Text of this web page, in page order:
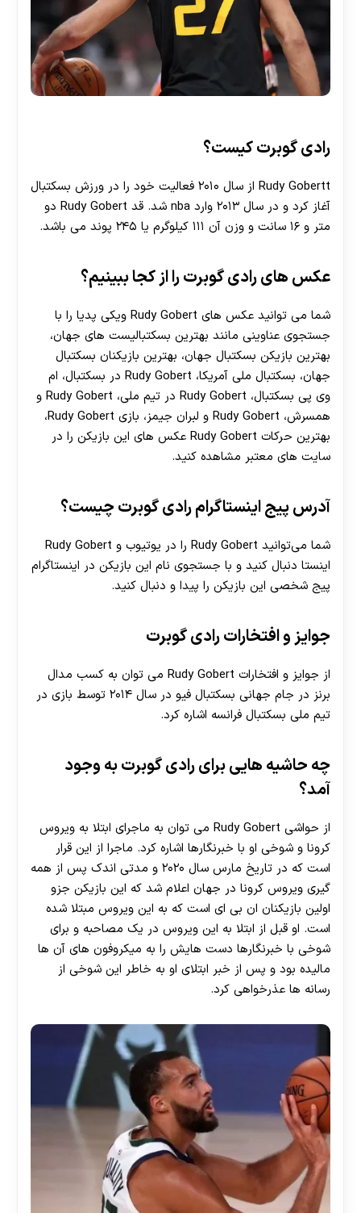
رادی گوبرت کیست؟
Rudy Gobertt از سال ۲۰۱۰ فعالیت خود را در ورزش بسکتبال
آغاز کرد و در سال ۲۰۱۳ وارد nba شد. قد Rudy Gobert دو
متر و ۱۶ سانت و وزن آن ۱۱۱ کیلوگرم یا ۲۴۵ پوند می باشد.
عکس های رادی گوبرت را از کجا ببینیم؟
شما می توانید عکس های Rudy Gobert ویکی پدیا را با
جستجوی عناوینی مانند بهترین بسکتبالیست های جهان،
بهترین بازیکن بسکتبال جهان، بهترین بازیکنان بسکتبال
جهان، بسکتبال ملی آمریکا، Rudy Gobert در بسکتبال، ام
وی پی بسکتبال، Rudy Gobert در تیم ملی، Rudy Gobert و
همسرش، Rudy Gobert و لبران جیمز، بازی Rudy Gobert،
بهترین حرکات Rudy Gobert عکس های این بازیکن را در
سایت های معتبر مشاهده کنید.
آدرس پیج اینستاگرام رادی گوبرت چیست؟
شما می‌توانید Rudy Gobert را در یوتیوب و Rudy Gobert
اینستا دنبال کنید و با جستجوی نام این بازیکن در اینستاگرام
پیج شخصی این بازیکن را پیدا و دنبال کنید.
جوایز و افتخارات رادی گوبرت
از جوایز و افتخارات Rudy Gobert می توان به کسب مدال
برنز در جام جهانی بسکتبال فیو در سال ۲۰۱۴ توسط بازی در
تیم ملی بسکتبال فرانسه اشاره کرد.
چه حاشیه هایی برای رادی گوبرت به وجود
آمد؟
از حواشی Rudy Gobert می‌ توان به ماجرای ابتلا به ویروس
کرونا و شوخی او با خبرنگارها اشاره کرد. ماجرا از این قرار
است که در تاریخ مارس سال ۲۰۲۰ و مدتی اندک پس از همه
گیری ویروس کرونا در جهان اعلام شد که این بازیکن جزو
اولین بازیکنان ان بی ای است که به این ویروس مبتلا شده
است. او قبل از ابتلا به این ویروس در یک مصاحبه و برای
شوخی با خبرنگارها دست هایش را به میکروفون های آن ها
مالیده بود و پس از خبر ابتلای او به خاطر این شوخی از
رسانه‌ ها عذرخواهی کرد.